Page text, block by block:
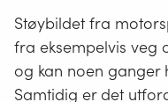
Støybildet fra
fra eksempelvis veg
og kan noen ganger
Samtidig er det